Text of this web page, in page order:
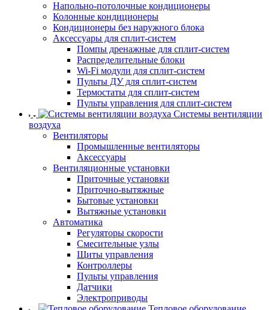
Напольно-потолочные кондиционеры
Колонные кондиционеры
Кондиционеры без наружного блока
Аксессуары для сплит-систем
Помпы дренажные для сплит-систем
Распределительные блоки
Wi-Fi модули для сплит-систем
Пульты ДУ для сплит-систем
Термостаты для сплит-систем
Пульты управления для сплит-систем
Системы вентиляции
воздуха
Вентиляторы
Промышленные вентиляторы
Аксессуары
Вентиляционные установки
Приточные установки
Приточно-вытяжные
Бытовые установки
Вытяжные установки
Автоматика
Регуляторы скорости
Смесительные узлы
Щиты управления
Контроллеры
Пульты управления
Датчики
Электроприводы